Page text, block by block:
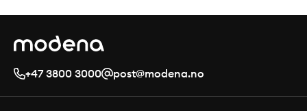
+47 3800 3000 post@modena.no